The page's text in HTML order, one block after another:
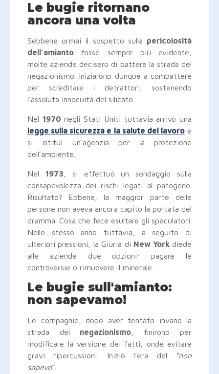
Le bugie ritornano
ancora una volta
Sebbene ormai il sospetto sulla pericolosità
dell’amianto fosse sempre più evidente,
molte aziende decisero di battere la strada del
negazionismo. Iniziarono dunque a combattere
per screditare i detrattori, sostenendo
l’assoluta innocuità del silicato.
Nel 1970 negli Stati Uniti tuttavia arrivò una
legge sulla sicurezza e la salute del lavoroe
si istituì un'agenzia per la protezione
dell’ambiente.
Nel 1973 , si effettuò un sondaggio sulla
consapevolezza dei rischi legati al patogeno.
Risultato? Ebbene, la maggior parte delle
persone non aveva ancora capito la portata del
dramma. Cosa che fece esultare gli speculatori.
Nello stesso anno tuttavia, a seguito di
ulteriori pressioni, la Giuria di New Yorkdiede
alle aziende due opzioni: pagare le
controversie o rimuovere il minerale.
Le bugie sull'amianto:
non sapevamo!
Le compagnie, dopo aver tentato invano la
strada del negazionismo , finirono per
modificare la versione dei fatti, onde evitare
gravi ripercussioni. Iniziò l’era del
“non
sapevo”.